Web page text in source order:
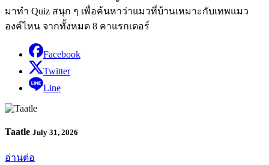
มาทำ Quiz สนุก ๆ เพื่อค้นหาว่าแมวที่บ้านเหมาะกับเทพแมว
องค์ไหน จากทั้งหมด 8 คาแรกเตอร์
Facebook
Twitter
Line
Taatle July 31, 2026
อ่านต่อ